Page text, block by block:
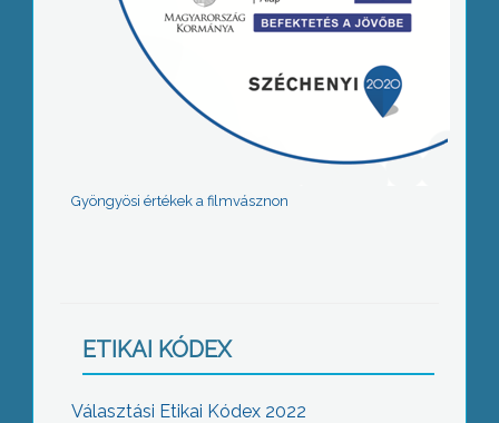
Gyöngyösi értékek a filmvásznon
ETIKAI KÓDEX
Választási Etikai Kódex 2022